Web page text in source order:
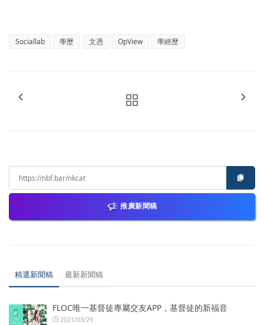
Sociallab 學歷 文憑 OpView 學經歷
推廣新聞稿
精選新聞稿 最新新聞稿
FLOC唯一基督徒專屬交友APP，基督徒的新福音
2021/03/29